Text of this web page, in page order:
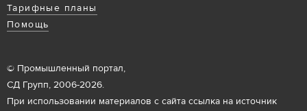
Тарифные планы
Помощь
© Промышленный портал,
СД Групп, 2006-2026.
При использовании материалов с сайта ссылка на источник